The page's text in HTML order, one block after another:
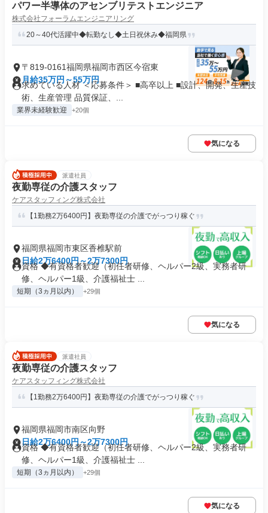
パワー半導体のアセンブリテストエンジニア
株式会社フォーラムエンジニアリング
20～40代活躍中◆転勤なし◆土日祝休み◆福岡県
〒819-0161福岡県福岡市西区今宿東
月給35万円～55万円
求めている人材 ＜応募条件＞ ■高卒以上 ■設計、開発、生産技
術、生産管理 品質保証、...
業界未経験歓迎 +20個
気になる
派遣社員
夜勤専従の介護スタッフ
ケアスタッフィング株式会社
【1勤務2万6400円】夜勤専従の介護でがっつり稼ぐ
福岡県福岡市東区香椎駅前
日給2万6400円～2万7300円
資格 ◆有資格者歓迎（初任者研修、ヘルパー2級、実務者研
修、ヘルパー1級、介護福祉士 ...
短期（3ヵ月以内） +29個
気になる
派遣社員
夜勤専従の介護スタッフ
ケアスタッフィング株式会社
【1勤務2万6400円】夜勤専従の介護でがっつり稼ぐ
福岡県福岡市南区向野
日給2万6400円～2万7300円
資格 ◆有資格者歓迎（初任者研修、ヘルパー2級、実務者研
修、ヘルパー1級、介護福祉士 ...
短期（3ヵ月以内） +29個
気になる